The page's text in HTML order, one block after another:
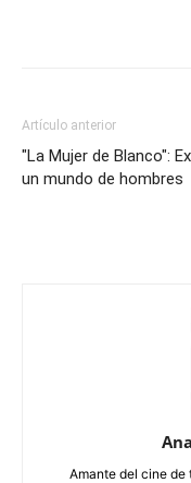
Artículo anterior
"La Mujer de Blanco":
un mundo de hombres
Amante del cine de